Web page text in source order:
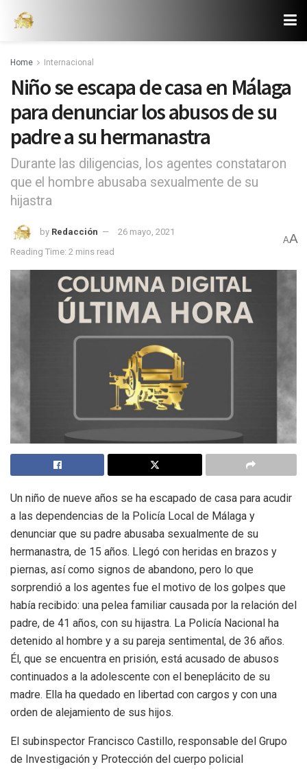
Home Internacional
Niño se escapa de casa en Málaga
para denunciar los abusos de su
padre a su hermanastra
Durante las diligencias, los agentes constataron
que el hombre abusaba sexualmente de su
hijastra
by Redacción
26 mayo, 2021
Reading Time: 2 mins read
AA
Un niño de nueve años se ha escapado de casa para acudir
a las dependencias de la Policía Local de Málaga y
denunciar que su padre abusaba sexualmente de su
hermanastra, de 15 años. Llegó con heridas en brazos y
piernas, así como signos de abandono, pero lo que
sorprendió a los agentes fue el motivo de los golpes que
había recibido: una pelea familiar causada por la relación del
padre, de 41 años, con su hijastra. La Policía Nacional ha
detenido al hombre y a su pareja sentimental, de 36 años.
Él, que se encuentra en prisión, está acusado de abusos
continuados a la adolescente con el beneplácito de su
madre. Ella ha quedado en libertad con cargos y con una
orden de alejamiento de sus hijos.
El subinspector Francisco Castillo, responsable del Grupo
de Investigación y Protección del cuerpo policial